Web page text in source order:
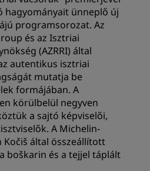
hagyományait ünneplő új
programsorozat. Az
és az Isztriai
(AZRRI) által
autentikus isztriai
mutatja be
formájában. A
körülbelül negyven
a sajtó képviselői,
A Michelin-
Kočiš által összeállított
boškarin és a tejjel táplált